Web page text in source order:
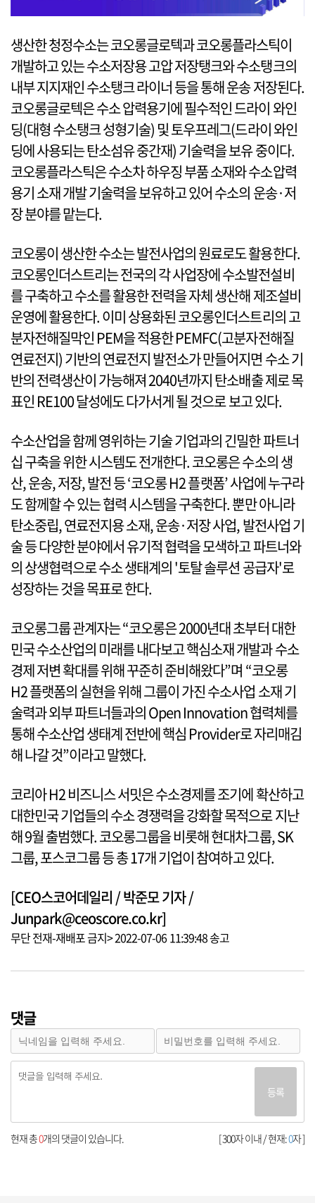
생산한 청정수소는 코오롱글로텍과 코오롱플라스틱이
개발하고 있는 수소저장용 고압 저장탱크와 수소탱크의
내부 지지재인 수소탱크 라이너 등을 통해 운송 저장된다.
코오롱글로텍은 수소 압력용기에 필수적인 드라이 와인
딩(대형 수소탱크 성형기술) 및 토우프레그(드라이 와인
딩에 사용되는 탄소섬유 중간재) 기술력을 보유 중이다.
코오롱플라스틱은 수소차 하우징 부품 소재와 수소압력
용기 소재 개발 기술력을 보유하고 있어 수소의 운송·저
장 분야를 맡는다.
코오롱이 생산한 수소는 발전사업의 원료로도 활용한다.
코오롱인더스트리는 전국의 각 사업장에 수소발전설비
를 구축하고 수소를 활용한 전력을 자체 생산해 제조설비
운영에 활용한다. 이미 상용화된 코오롱인더스트리의 고
분자전해질막인 PEM을 적용한 PEMFC(고분자전해질
연료전지) 기반의 연료전지 발전소가 만들어지면 수소 기
반의 전력생산이 가능해져 2040년까지 탄소배출 제로 목
표인 RE100 달성에도 다가서게 될 것으로 보고 있다.
수소산업을 함께 영위하는 기술 기업과의 긴밀한 파트너
십 구축을 위한 시스템도 전개한다. 코오롱은 수소의 생
산, 운송, 저장, 발전 등 ‘코오롱 H2 플랫폼’ 사업에 누구라
도 함께할 수 있는 협력 시스템을 구축한다. 뿐만 아니라
탄소중립, 연료전지용 소재, 운송·저장 사업, 발전사업 기
술 등 다양한 분야에서 유기적 협력을 모색하고 파트너와
의 상생협력으로 수소 생태계의 '토탈 솔루션 공급자'로
성장하는 것을 목표로 한다.
코오롱그룹 관계자는 “코오롱은 2000년대 초부터 대한
민국 수소산업의 미래를 내다보고 핵심소재 개발과 수소
경제 저변 확대를 위해 꾸준히 준비해왔다”며 “코오롱
H2 플랫폼의 실현을 위해 그룹이 가진 수소사업 소재 기
술력과 외부 파트너들과의 Open Innovation 협력체를
통해 수소산업 생태계 전반에 핵심 Provider로 자리매김
해 나갈 것”이라고 말했다.
코리아 H2 비즈니스 서밋은 수소경제를 조기에 확산하고
대한민국 기업들의 수소 경쟁력을 강화할 목적으로 지난
해 9월 출범했다. 코오롱그룹을 비롯해 현대차그룹, SK
그룹, 포스코그룹 등 총 17개 기업이 참여하고 있다.
[CEO스코어데일리 / 박준모 기자 /
Junpark@ceoscore.co.kr]
무단 전재-재배포 금지> 2022-07-06 11:39:48 송고
댓글
등록
[ 300자 이내 / 현재:0자 ]
현재 총0개의 댓글이 있습니다.